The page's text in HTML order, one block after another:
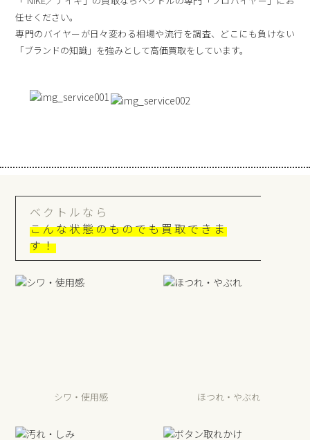
任せください。
専門のバイヤーが日々変わる相場や流行を調査、どこにも負けない
「ブランドの知識」を強みとして高価買取をしています。
ベクトルなら
こんな状態のものでも買取できま
す！
シワ・使用感 ほつれ・やぶれ